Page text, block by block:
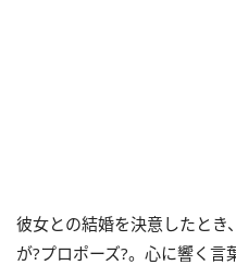
彼女との結婚を決意したとき
が?プロポーズ?。心に響く